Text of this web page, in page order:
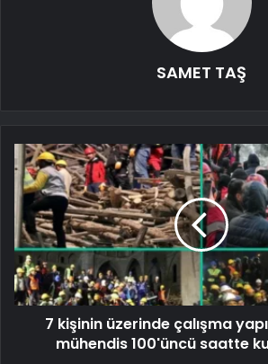
SAMET TAŞ
7 kişinin üzerinde çalışma
mühendis 100'üncü saatte